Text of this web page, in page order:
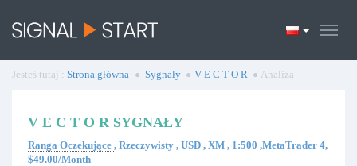
Jesteś tutaj : Strona główna Sygnały V E C T O R Analiza
V E C T O R SYGNAŁY
Ranga Oczekujące , Rzeczywisty , USD , XM , 1:500 ,MetaTrader 4,
$49.00/Month